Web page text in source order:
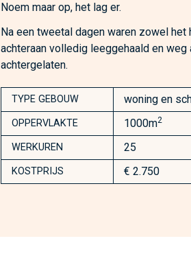
Noem maar op, het lag er.
Na een tweetal dagen waren zowel
achteraan volledig leeggehaald en
achtergelaten.
TYPE GEBOUW woning en
OPPERVLAKTE 1000m2
WERKUREN 25
KOSTPRIJS € 2.750